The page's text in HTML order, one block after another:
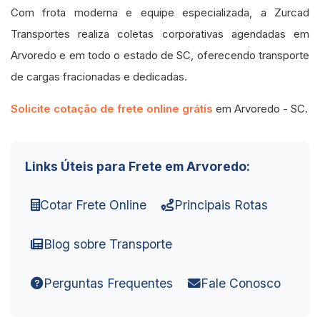
Com frota moderna e equipe especializada, a Zurcad
Transportes realiza coletas corporativas agendadas em
Arvoredo e em todo o estado de SC, oferecendo transporte
de cargas fracionadas e dedicadas.
Solicite cotação de frete online grátis em Arvoredo - SC.
Links Úteis para Frete em Arvoredo:
Cotar Frete Online Principais Rotas
Blog sobre Transporte
Perguntas Frequentes Fale Conosco